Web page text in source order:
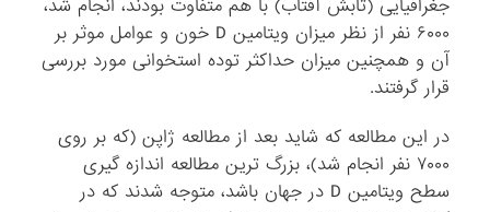
جغرافیایی (تابش آفتاب) با هم متفاوت بودند، انجام شد،
۶۰۰۰ نفر از نظر میزان ویتامین D خون و عوامل موثر بر
آن و همچنین میزان حداکثر توده استخوانی مورد بررسی
قرار گرفتند.
در این مطالعه که شاید بعد از مطالعه ژاپن (که بر روی
۷۰۰۰ نفر انجام شد)، بزرگ ترین مطالعه اندازه گیری
سطح ویتامین D در جهان باشد، متوجه شدند که در